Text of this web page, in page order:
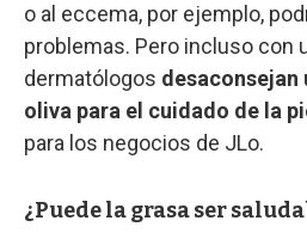
o al eccema, por ejemplo,
problemas. Pero incluso con
dermatólogos desaconsejan
oliva para el cuidado de la
para los negocios de JLo.
¿Puede la grasa ser